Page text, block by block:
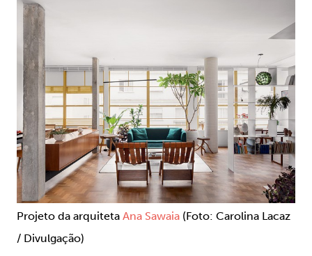
Projeto da arquiteta Ana Sawaia (Foto: Carolina Lacaz
/ Divulgação)